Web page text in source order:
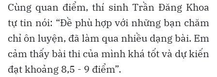
Cùng quan điểm, thí sinh Trần Đăng Khoa
tự tin nói: “Đề phù hợp với những bạn chăm
chỉ ôn luyện, đã làm qua nhiều dạng bài. Em
cảm thấy bài thi của mình khá tốt và dự kiến
đạt khoảng 8,5 - 9 điểm”.